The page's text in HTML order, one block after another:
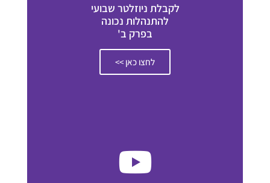
לקבלת ניוזלטר שבועי
להתנהלות נכונה
בפרק ב'
לחצו כאן >>